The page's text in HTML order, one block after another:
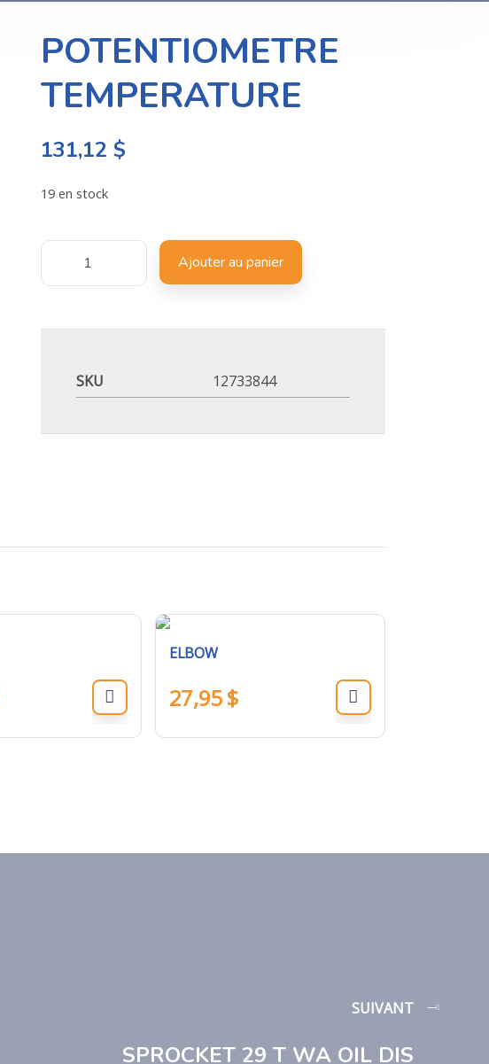
POTENTIOMETRE
TEMPERATURE
131,12$
19 en stock
Ajouter au panier
SKU 12733844
ELBOW
27,95$
SUIVANT
SPROCKET 29 T WA OIL DIS